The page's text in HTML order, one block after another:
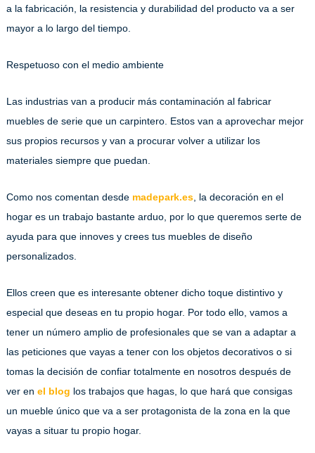
a la fabricación, la resistencia y durabilidad del producto va a ser
mayor a lo largo del tiempo.
Respetuoso con el medio ambiente
Las industrias van a producir más contaminación al fabricar
muebles de serie que un carpintero. Estos van a aprovechar mejor
sus propios recursos y van a procurar volver a utilizar los
materiales siempre que puedan.
Como nos comentan desde madepark.es, la decoración en el
hogar es un trabajo bastante arduo, por lo que queremos serte de
ayuda para que innoves y crees tus muebles de diseño
personalizados.
Ellos creen que es interesante obtener dicho toque distintivo y
especial que deseas en tu propio hogar. Por todo ello, vamos a
tener un número amplio de profesionales que se van a adaptar a
las peticiones que vayas a tener con los objetos decorativos o si
tomas la decisión de confiar totalmente en nosotros después de
ver en el blog los trabajos que hagas, lo que hará que consigas
un mueble único que va a ser protagonista de la zona en la que
vayas a situar tu propio hogar.